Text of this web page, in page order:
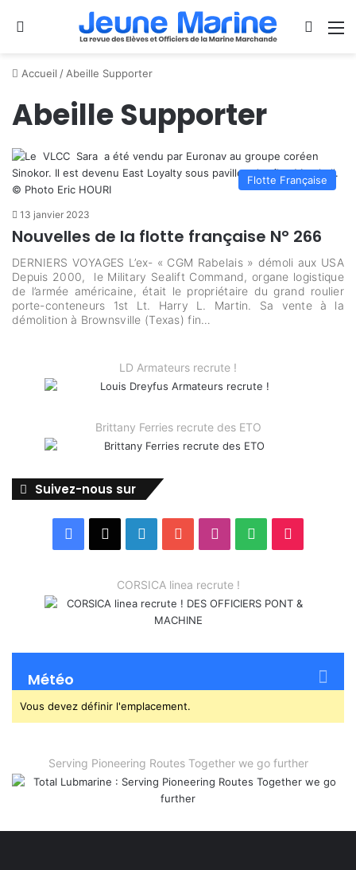
Se connecter
Accueil / Abeille Supporter
Abeille Supporter
Flotte Française
13 janvier 2023
Nouvelles de la flotte française N° 266
DERNIERS VOYAGES L’ex- « CGM Rabelais » démoli aux USA
Depuis 2000, le Military Sealift Command, organe logistique
de l’armée américaine, était le propriétaire du grand roulier
porte-conteneurs 1st Lt. Harry L. Martin. Sa vente à la
démolition à Brownsville (Texas) fin…
LD Armateurs recrute !
Brittany Ferries recrute des ETO
Suivez-nous sur
Facebook
X LinkedinYouTubeInstagram
Spotify
CORSICA linea recrute !
Météo
Vous devez définir l'emplacement.
Serving Pioneering Routes Together we go further